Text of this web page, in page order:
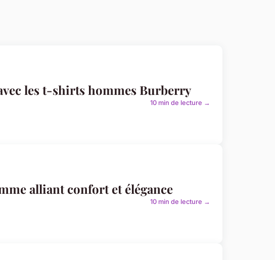
les t-shirts hommes Burberry
10 min de lecture →
alliant confort et élégance
10 min de lecture →